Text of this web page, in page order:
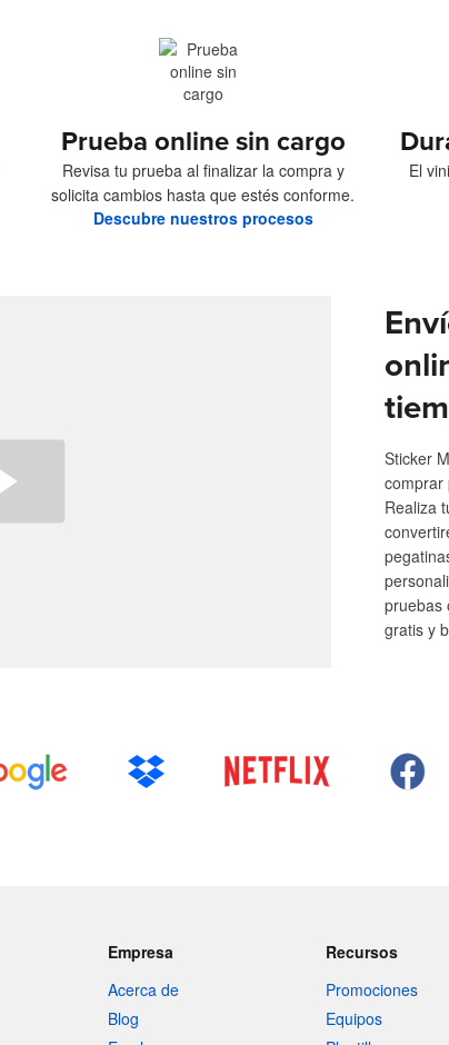
Prueba online sin cargo
Revisa tu prueba al finalizar la compra y
solicita cambios hasta que estés conforme.
Descubre nuestros procesos
El
Sticker
comprar
Realiza
pruebas
gratis y
Empresa
Acerca de
Blog
Recursos
Promociones
Equipos